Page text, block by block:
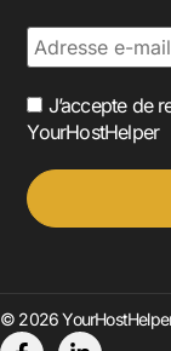
J’accepte de
YourHostHelper
© 2026